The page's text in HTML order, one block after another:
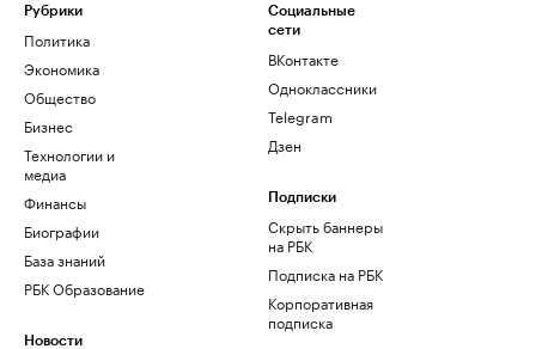
Рубрики
Политика
Экономика
Общество
Бизнес
Технологии и
медиа
Финансы
Биографии
База знаний
РБК Образование
Новости
Социальные
сети
ВКонтакте
Одноклассники
Telegram
Дзен
Подписки
Скрыть баннеры
на РБК
Подписка на РБК
Корпоративная
подписка